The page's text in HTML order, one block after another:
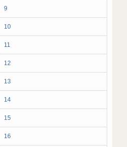
9
10
11
12
13
14
15
16